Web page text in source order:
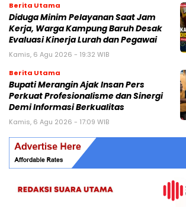
Berita Utama
Diduga Minim Pelayanan Saat Jam
Kerja, Warga Kampung Baruh Desak
Evaluasi Kinerja Lurah dan Pegawai
Kamis, 6 Agu 2026 - 19:32 WIB
Berita Utama
Bupati Merangin Ajak Insan Pers
Perkuat Profesionalisme dan Sinergi
Demi Informasi Berkualitas
Kamis, 6 Agu 2026 - 17:09 WIB